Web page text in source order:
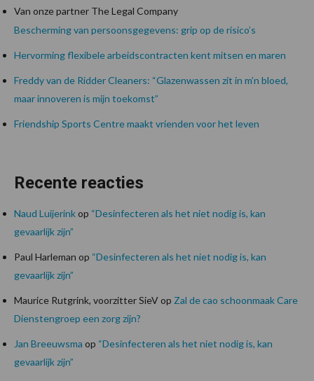
Van onze partner The Legal Company
Bescherming van persoonsgegevens: grip op de risico’s
Hervorming flexibele arbeidscontracten kent mitsen en maren
Freddy van de Ridder Cleaners: “Glazenwassen zit in m’n bloed,
maar innoveren is mijn toekomst”
Friendship Sports Centre maakt vrienden voor het leven
Recente reacties
Naud Luijerinkop “Desinfecteren als het niet nodig is, kan
gevaarlijk zijn”
Paul Harleman op “Desinfecteren als het niet nodig is, kan
gevaarlijk zijn”
Maurice Rutgrink, voorzitter SieVop Zal de cao schoonmaak Care
Dienstengroep een zorg zijn?
Jan Breeuwsma op “Desinfecteren als het niet nodig is, kan
gevaarlijk zijn”